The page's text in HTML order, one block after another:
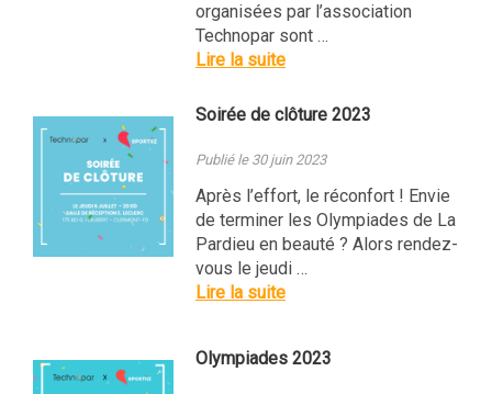
organisées par l’association
Technopar sont …
Lire la suite
Soirée de clôture 2023
Publié le 30 juin 2023
Après l’effort, le réconfort ! Envie
de terminer les Olympiades de La
Pardieu en beauté ? Alors rendez-
vous le jeudi …
Lire la suite
Olympiades 2023